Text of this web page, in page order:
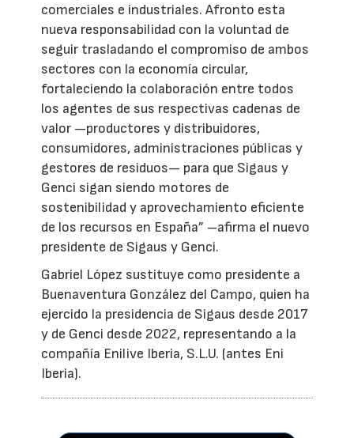
comerciales e industriales. Afronto esta
nueva responsabilidad con la voluntad de
seguir trasladando el compromiso de ambos
sectores con la economía circular,
fortaleciendo la colaboración entre todos
los agentes de sus respectivas cadenas de
valor —productores y distribuidores,
consumidores, administraciones públicas y
gestores de residuos— para que Sigaus y
Genci sigan siendo motores de
sostenibilidad y aprovechamiento eficiente
de los recursos en España” –afirma el nuevo
presidente de Sigaus y Genci.
Gabriel López sustituye como presidente a
Buenaventura González del Campo, quien ha
ejercido la presidencia de Sigaus desde 2017
y de Genci desde 2022, representando a la
compañía Enilive Iberia, S.L.U. (antes Eni
Iberia).